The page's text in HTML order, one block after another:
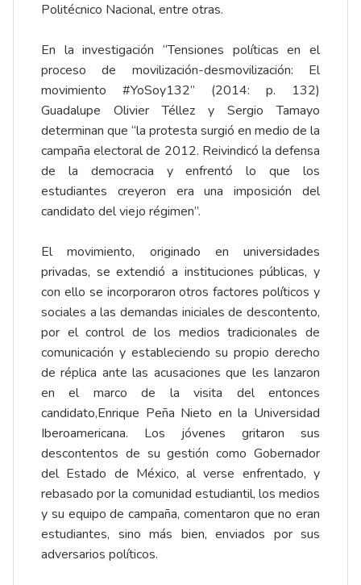
Politécnico Nacional, entre otras.
En la investigación “Tensiones políticas en el
proceso de movilización-desmovilización: El
movimiento #YoSoy132” (2014: p. 132)
Guadalupe Olivier Téllez y Sergio Tamayo
determinan que “la protesta surgió en medio de la
campaña electoral de 2012. Reivindicó la defensa
de la democracia y enfrentó lo que los
estudiantes creyeron era una imposición del
candidato del viejo régimen”.
El movimiento, originado en universidades
privadas, se extendió a instituciones públicas, y
con ello se incorporaron otros factores políticos y
sociales a las demandas iniciales de descontento,
por el control de los medios tradicionales de
comunicación y estableciendo su propio derecho
de réplica ante las acusaciones que les lanzaron
en el marco de la visita del entonces
candidato,Enrique Peña Nieto en la Universidad
Iberoamericana. Los jóvenes gritaron sus
descontentos de su gestión como Gobernador
del Estado de México, al verse enfrentado, y
rebasado por la comunidad estudiantil, los medios
y su equipo de campaña, comentaron que no eran
estudiantes, sino más bien, enviados por sus
adversarios políticos.